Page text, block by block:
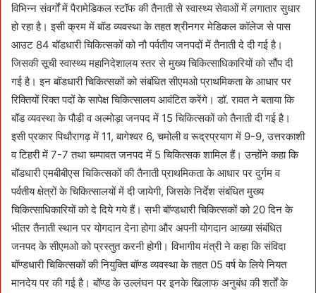
विभिन्न संवर्गों में पैरामेडिकल स्टॉफ की तैनाती से स्वास्थ्य सेवाओं में लगातार सुधार
हो रहा है। इसी क्रम में बॉड व्यवस्था के तहत श्रीनगर मेडिकल कॉलेज से पास
आउट 84 बॉडधारी चिकित्सकों को नौ पर्वतीय जनपदों में तैनाती दे दी गई है।
जिसकी सूची स्वास्थ्य महानिदेशालय स्तर से मुख्य चिकित्साधिकारियों को सौंप दी
गई है। इन बॉडधारी चिकित्सकों को संबंधित सीएमओ प्राथमिकता के आधार पर
रिक्तियों रिक्त पदों के सापेक्ष चिकित्सालय आवंटित करेंगे। डॉ. रावत ने बताया कि
बॉड व्यवस्था के पौडी व अल्मोड़ा जनपद में 15 चिकित्सकों को तैनाती दी गई है।
इसी प्रकार पिथौरागढ़ में 11, बागेश्वर 6, चमोली व रूद्रप्रयाग में 9-9, उत्तरकाशी
व टिहरी में 7-7 तथा चम्पावत जनपद में 5 चिकित्सक शामिल हैं। उन्होंने कहा कि
बॉडधारी एमबीबीएस चिकित्सकों की तैनाती प्राथमिकता के आधार पर दुर्गम व
पर्वतीय क्षेत्रों के चिकित्सालयों में दी जायेगी, जिसके निर्देश संबंधित मुख्य
चिकित्साधिकारियों को दे दिये गये हैं। सभी बॉण्डधारी चिकित्सकों को 20 दिन के
भीतर तैनाती स्थान पर योगदान देना होगा और अपनी योगदान आख्या संबंधित
जनपद के सीएमओ को प्रस्तुत करनी होगी। विभागीय मंत्री ने कहा कि संविदा
बॉण्डधारी चिकित्सकों की नियुक्ति बॉण्ड व्यवस्था के तहत 05 वर्ष के लिये नियत
मानदेय पर की गई है। बॉण्ड के उल्लंघन पर इनके खिलाफ अनुबंध की शर्तों के